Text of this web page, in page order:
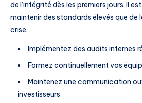
de l’intégrité dès les premiers jours. Il
maintenir des standards élevés que de
crise.
Implémentez des audits internes
Formez continuellement vos
Maintenez une communication
investisseurs